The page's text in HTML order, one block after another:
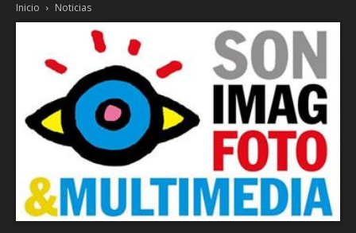
Inicio Noticias